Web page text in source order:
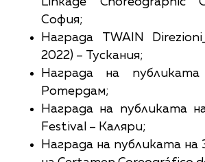
София;
Награда TWAIN
2022) – Тускания;
Награда на
Ротердам;
Награда на публиката
Festival – Каляри;
Награда на публиката